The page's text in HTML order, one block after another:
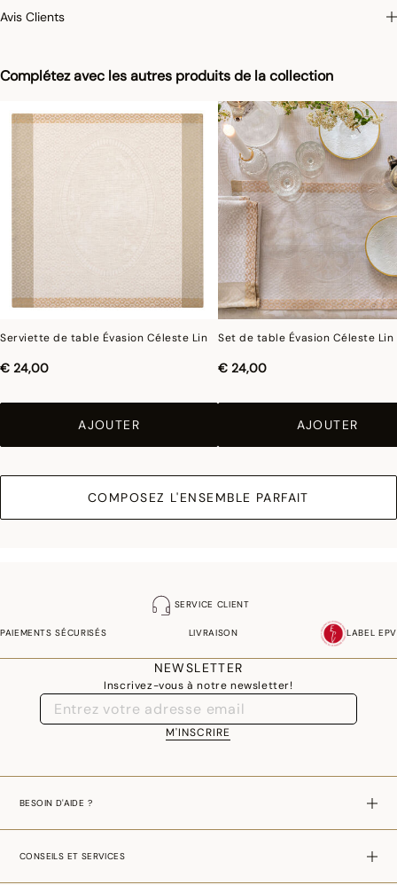
Complétez avec les autres produits de la collection
Serviette de table Évasion Céleste Lin
€ 24,00
AJOUTER
Set de table Évasion Céleste Lin
€ 24,00
AJOUTER
COMPOSEZ L'ENSEMBLE PARFAIT
concerne les coul
le traitement spécifique Irretrex qui minimiser les réactions des fibres de coton
naturel au lavage. Notre coton reste stable dans le temps et nos tissus conservent
leurs proportions au fil du temps pour vous donner entière satisfaction.
Avis Clients
SERVICE CLIENT
PAIEMENTS SÉCURISÉS LIVRAISON LABEL EPV
NEWSLETTER
Inscrivez-vous à notre newsletter!
M'INSCRIRE
BESOIN D'AIDE ?
CONSEILS ET SERVICES